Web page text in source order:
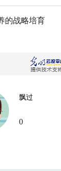
的战略培育
飘过
0